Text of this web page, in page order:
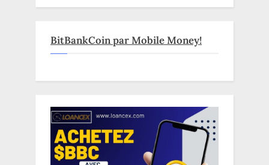
BitBankCoin par Mobile Money!